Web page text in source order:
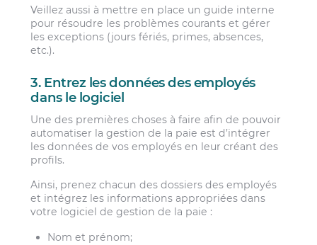
Veillez aussi à mettre en place un guide interne
pour résoudre les problèmes courants et gérer
les exceptions (jours fériés, primes, absences,
etc.).
3. Entrez les données des employés
dans le logiciel
Une des premières choses à faire afin de pouvoir
automatiser la gestion de la paie est d’intégrer
les données de vos employés en leur créant des
profils.
Ainsi, prenez chacun des dossiers des employés
et intégrez les informations appropriées dans
votre logiciel de gestion de la paie :
Nom et prénom;